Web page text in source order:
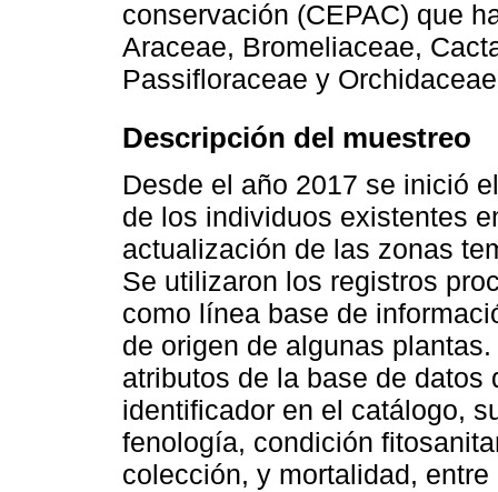
conservación (CEPAC) que
Araceae, Bromeliaceae,
Passifloraceae y
Descripción del muestreo
Desde el año 2017 se inició
de los individuos existentes
actualización de las zonas
Se utilizaron los registros
como línea base de
de origen de algunas
atributos de la base de
identificador en el catálogo,
fenología, condición
colección, y mortalidad, entre